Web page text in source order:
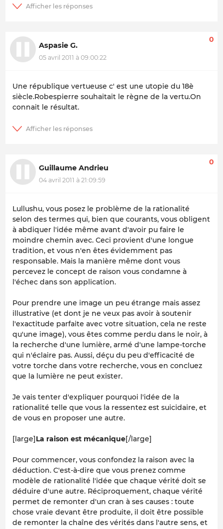
Aspasie G.
05 avril 2011 à 09:00:22
0
Une république vertueuse c' est une utopie du 18è
siècle.Robespierre souhaitait le règne de la vertu.On
connait le résultat.
Guillaume Andrieu
04 avril 2011 à 21:09:59
0
Lullushu, vous posez le problème de la rationalité
selon des termes qui, bien que courants, vous obligent
à abdiquer l'idée même avant d'avoir pu faire le
moindre chemin avec. Ceci provient d'une longue
tradition, et vous n'en êtes évidemment pas
responsable. Mais la manière même dont vous
percevez le concept de raison vous condamne à
l'échec dans son application.
Pour prendre une image un peu étrange mais assez
illustrative (et dont je ne veux pas avoir à soutenir
l'exactitude parfaite avec votre situation, cela ne reste
qu'une image), vous êtes comme perdu dans le noir, à
la recherche d'une lumière, armé d'une lampe-torche
qui n'éclaire pas. Aussi, déçu du peu d'efficacité de
votre torche dans votre recherche, vous en concluez
que la lumière ne peut exister.
Je vais tenter d'expliquer pourquoi l'idée de la
rationalité telle que vous la ressentez est suicidaire, et
de vous en proposer une autre.
[large] La raison est mécanique[/large]
Pour commencer, vous confondez la raison avec la
déduction. C'est-à-dire que vous prenez comme
modèle de rationalité l'idée que chaque vérité doit se
déduire d'une autre. Réciproquement, chaque vérité
permet de remonter d'un cran à ses causes : toute
chose vraie devant être produite, il doit être possible
de remonter la chaîne des vérités dans l'autre sens, et